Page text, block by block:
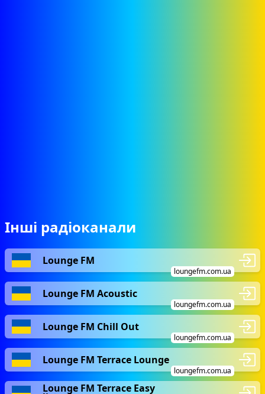
Інші радіоканали
Lounge FM
loungefm.com.ua
Lounge FM Acoustic
loungefm.com.ua
Lounge FM Chill Out
loungefm.com.ua
Lounge FM Terrace Lounge
loungefm.com.ua
Lounge FM Terrace Easy